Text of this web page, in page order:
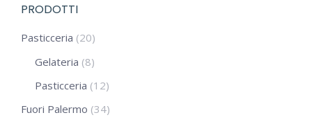
PRODOTTI
Pasticceria (20)
Gelateria (8)
Pasticceria (12)
Fuori Palermo (34)